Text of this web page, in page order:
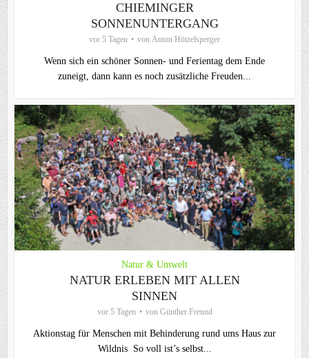
CHIEMINGER
SONNENUNTERGANG
vor 5 Tagen von Anton Hötzelsperger
Wenn sich ein schöner Sonnen- und Ferientag dem Ende
zuneigt, dann kann es noch zusätzliche Freuden...
Natur & Umwelt
NATUR ERLEBEN MIT ALLEN
SINNEN
vor 5 Tagen von Günther Freund
Aktionstag für Menschen mit Behinderung rund ums Haus zur
Wildnis So voll ist’s selbst...